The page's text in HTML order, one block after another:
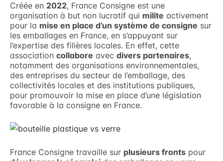
Créée en 2022, France Consigne est une
organisation à but non lucratif qui milite activement
pour la mise en place d’un système de consigne sur
les emballages en France, en s’appuyant sur
l’expertise des filières locales. En effet, cette
association collabore avec divers partenaires,
notamment des organisations environnementales,
des entreprises du secteur de l’emballage, des
collectivités locales et des institutions publiques,
pour promouvoir la mise en place d’une législation
favorable à la consigne en France.
France Consigne travaille sur plusieurs fronts pour